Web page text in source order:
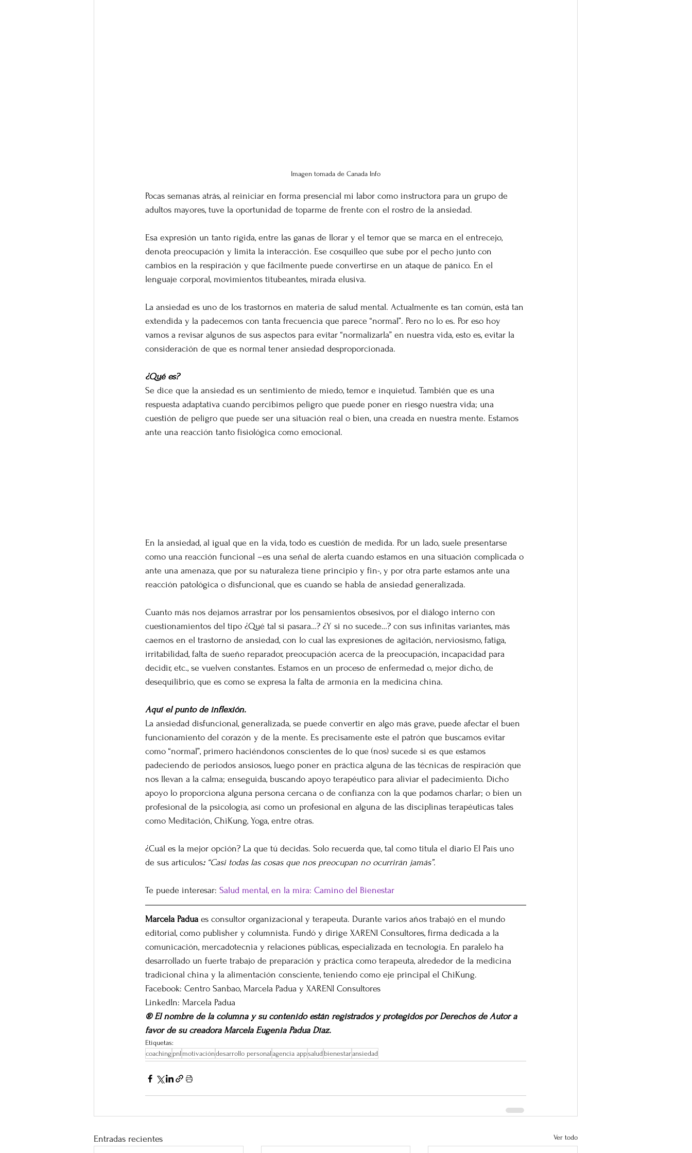
Imagen tomada de Canada Info
Pocas semanas atrás, al reiniciar en forma presencial mi labor como instructora para un grupo de
adultos mayores, tuve la oportunidad de toparme de frente con el rostro de la ansiedad.
Esa expresión un tanto rígida, entre las ganas de llorar y el temor que se marca en el entrecejo,
denota preocupación y limita la interacción. Ese cosquilleo que sube por el pecho junto con
cambios en la respiración y que fácilmente puede convertirse en un ataque de pánico. En el
lenguaje corporal, movimientos titubeantes, mirada elusiva.
La ansiedad es uno de los trastornos en materia de salud mental. Actualmente es tan común, está tan
extendida y la padecemos con tanta frecuencia que parece “normal”. Pero no lo es. Por eso hoy
vamos a revisar algunos de sus aspectos para evitar “normalizarla” en nuestra vida, esto es, evitar la
consideración de que es normal tener ansiedad desproporcionada.
¿Qué es?
Se dice que la ansiedad es un sentimiento de miedo, temor e inquietud. También que es una
respuesta adaptativa cuando percibimos peligro que puede poner en riesgo nuestra vida; una
cuestión de peligro que puede ser una situación real o bien, una creada en nuestra mente. Estamos
ante una reacción tanto fisiológica como emocional.
En la ansiedad, al igual que en la vida, todo es cuestión de medida. Por un lado, suele presentarse
como una reacción funcional –es una señal de alerta cuando estamos en una situación complicada o
ante una amenaza, que por su naturaleza tiene principio y fin-, y por otra parte estamos ante una
reacción patológica o disfuncional, que es cuando se habla de ansiedad generalizada.
Cuanto más nos dejamos arrastrar por los pensamientos obsesivos, por el diálogo interno con
cuestionamientos del tipo ¿Qué tal si pasara…? ¿Y si no sucede…? con sus infinitas variantes, más
caemos en el trastorno de ansiedad, con lo cual las expresiones de agitación, nerviosismo, fatiga,
irritabilidad, falta de sueño reparador, preocupación acerca de la preocupación, incapacidad para
decidir, etc., se vuelven constantes. Estamos en un proceso de enfermedad o, mejor dicho, de
desequilibrio, que es como se expresa la falta de armonía en la medicina china.
Aquí el punto de inflexión.
La ansiedad disfuncional, generalizada, se puede convertir en algo más grave, puede afectar el buen
funcionamiento del corazón y de la mente. Es precisamente este el patrón que buscamos evitar
como “normal”, primero haciéndonos conscientes de lo que (nos) sucede si es que estamos
padeciendo de periodos ansiosos, luego poner en práctica alguna de las técnicas de respiración que
nos llevan a la calma; enseguida, buscando apoyo terapéutico para aliviar el padecimiento. Dicho
apoyo lo proporciona alguna persona cercana o de confianza con la que podamos charlar; o bien un
profesional de la psicología, así como un profesional en alguna de las disciplinas terapéuticas tales
como Meditación, ChiKung, Yoga, entre otras.
¿Cuál es la mejor opción? La que tú decidas. Solo recuerda que, tal como titula el diario El País uno
de sus artículos: “Casi todas las cosas que nos preocupan no ocurrirán jamás”.
Te puede interesar: Salud mental, en la mira: Camino del Bienestar
Marcela Padua es consultor organizacional y terapeuta. Durante varios años trabajó en el mundo
editorial, como publisher y columnista. Fundó y dirige XARENI Consultores, firma dedicada a la
comunicación, mercadotecnia y relaciones públicas, especializada en tecnología. En paralelo ha
desarrollado un fuerte trabajo de preparación y práctica como terapeuta, alrededor de la medicina
tradicional china y la alimentación consciente, teniendo como eje principal el ChiKung.
Facebook: Centro Sanbao, Marcela Padua y XARENI Consultores
LinkedIn: Marcela Padua
® El nombre de la columna y su contenido están registrados y protegidos por Derechos de Autor a
favor de su creadora Marcela Eugenia Padua Díaz.
Etiquetas:
coaching pnl motivacióndesarrollo personalagencia appsalud bienestaransiedad
Entradas recientes Ver todo